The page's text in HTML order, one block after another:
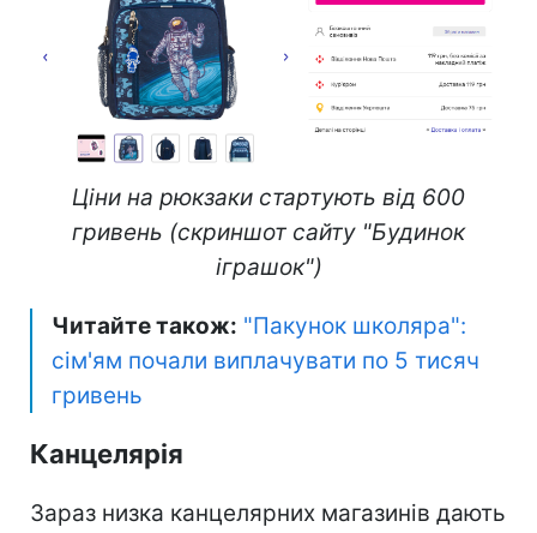
Ціни на рюкзаки стартують від 600
гривень (скриншот сайту "Будинок
іграшок")
Читайте також: "Пакунок школяра":
сім'ям почали виплачувати по 5 тисяч
гривень
Канцелярія
Зараз низка канцелярних магазинів дають